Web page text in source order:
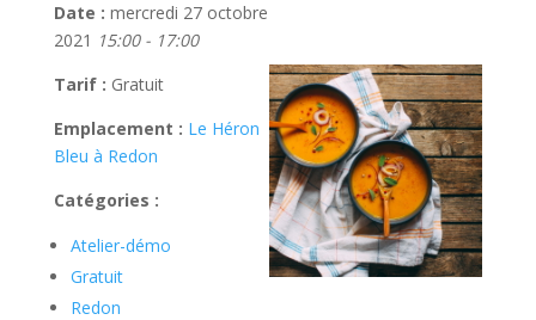
Date : mercredi 27 octobre
2021 15:00 - 17:00
Tarif : Gratuit
Emplacement : Le Héron
Bleu à Redon
Catégories :
Atelier-démo
Gratuit
Redon